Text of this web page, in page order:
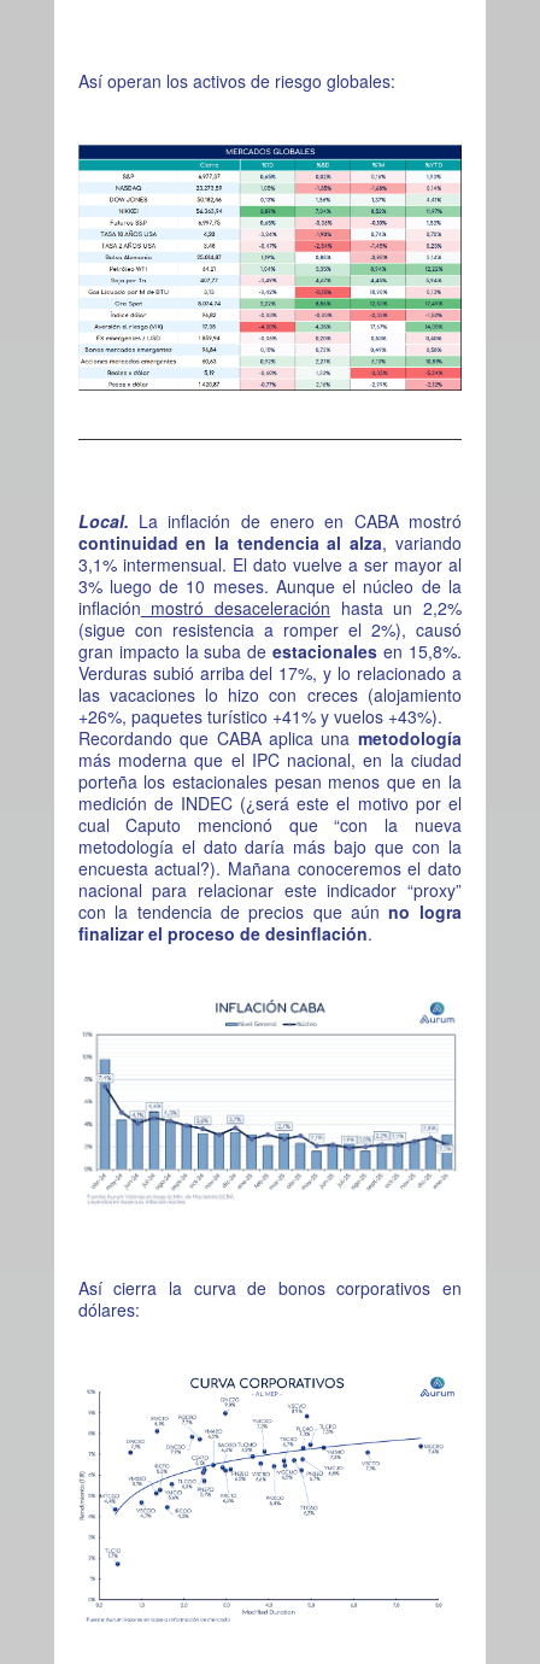
Así operan los activos de riesgo globales:
Local. La inflación de enero en CABA mostró
continuidad en la tendencia al alza, variando
3,1% intermensual. El dato vuelve a ser mayor al
3% luego de 10 meses. Aunque el núcleo de la
inflación mostró desaceleración hasta un 2,2%
(sigue con resistencia a romper el 2%), causó
gran impacto la suba deestacionales en 15,8%.
Verduras subió arriba del 17%, y lo relacionado a
las vacaciones lo hizo con creces (alojamiento
+26%, paquetes turístico +41% y vuelos +43%).
Recordando que CABA aplica una metodología
más moderna que el IPC nacional, en la ciudad
porteña los estacionales pesan menos que en la
medición de INDEC (¿será este el motivo por el
cual Caputo mencionó que “con la nueva
metodología el dato daría más bajo que con la
encuesta actual?). Mañana conoceremos el dato
nacional para relacionar este indicador “proxy”
con la tendencia de precios que aún no logra
finalizar el proceso de desinflación.
Así cierra la curva de bonos corporativos en
dólares: